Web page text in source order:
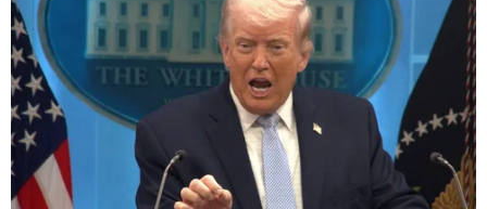
Vụ trường Chuyên Tuyên Quang:
Việc tổ chức thi lại trên cơ sở kết quả
điều tra
05/08/2026 04:39